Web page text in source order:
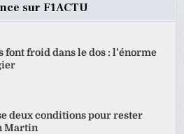
sur F1ACTU
font froid dans le dos : l’énorme
deux conditions pour rester
Martin